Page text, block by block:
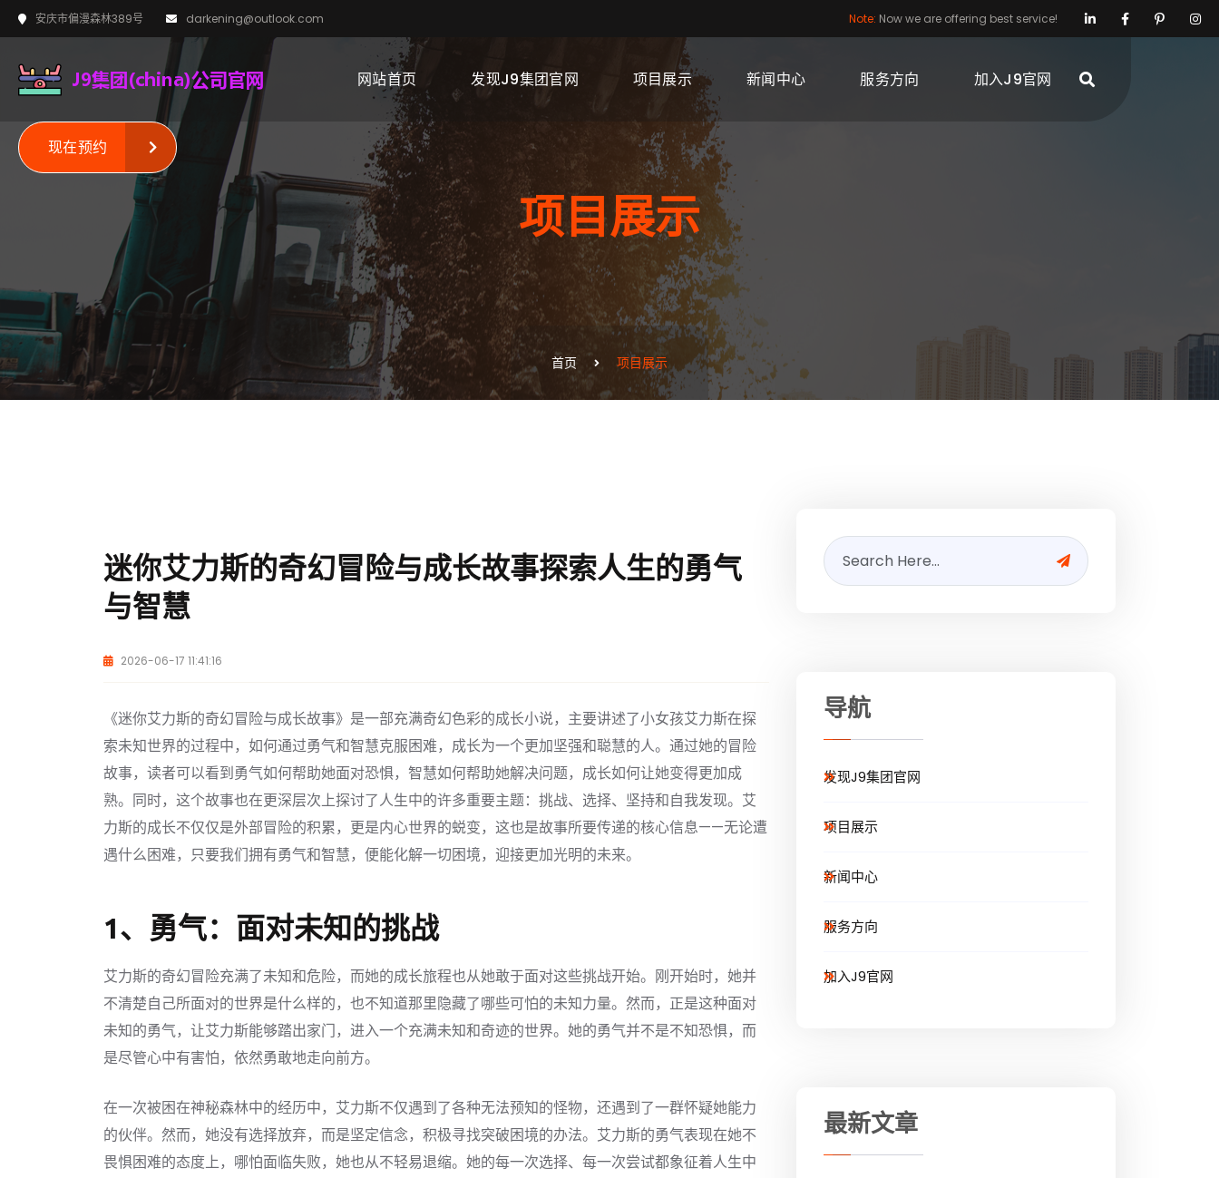
安庆市偏漫森林389号 darkening@outlook.com Note: Now we are offering best service!
网站首页 发现J9集团官网 项目展示 新闻中心 服务方向 加入J9官网
现在预约
项目展示
首页 项目展示
迷你艾力斯的奇幻冒险与成长故事探索人生的勇气
与智慧
2026-06-17 11:41:16
《迷你艾力斯的奇幻冒险与成长故事》是一部充满奇幻色彩的成长小说，主要讲述了小女孩艾力斯在探
索未知世界的过程中，如何通过勇气和智慧克服困难，成长为一个更加坚强和聪慧的人。通过她的冒险
故事，读者可以看到勇气如何帮助她面对恐惧，智慧如何帮助她解决问题，成长如何让她变得更加成
熟。同时，这个故事也在更深层次上探讨了人生中的许多重要主题：挑战、选择、坚持和自我发现。艾
力斯的成长不仅仅是外部冒险的积累，更是内心世界的蜕变，这也是故事所要传递的核心信息——无论遭
遇什么困难，只要我们拥有勇气和智慧，便能化解一切困境，迎接更加光明的未来。
1、勇气：面对未知的挑战
艾力斯的奇幻冒险充满了未知和危险，而她的成长旅程也从她敢于面对这些挑战开始。刚开始时，她并
不清楚自己所面对的世界是什么样的，也不知道那里隐藏了哪些可怕的未知力量。然而，正是这种面对
未知的勇气，让艾力斯能够踏出家门，进入一个充满未知和奇迹的世界。她的勇气并不是不知恐惧，而
是尽管心中有害怕，依然勇敢地走向前方。
在一次被困在神秘森林中的经历中，艾力斯不仅遇到了各种无法预知的怪物，还遇到了一群怀疑她能力
的伙伴。然而，她没有选择放弃，而是坚定信念，积极寻找突破困境的办法。艾力斯的勇气表现在她不
畏惧困难的态度上，哪怕面临失败，她也从不轻易退缩。她的每一次选择、每一次尝试都象征着人生中
导航
发现J9集团官网
项目展示
新闻中心
服务方向
加入J9官网
最新文章